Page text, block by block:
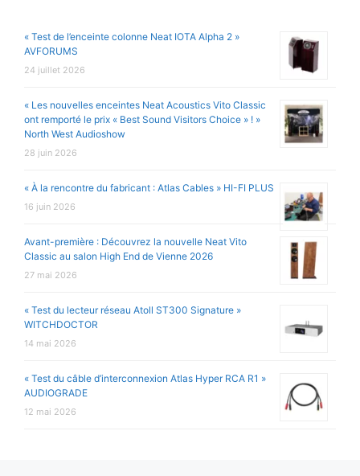
« Test de l’enceinte colonne Neat IOTA Alpha 2 »
AVFORUMS
24 juillet 2026
« Les nouvelles enceintes Neat Acoustics Vito Classic
ont remporté le prix « Best Sound Visitors Choice » ! »
North West Audioshow
28 juin 2026
« À la rencontre du fabricant : Atlas Cables » HI-FI PLUS
16 juin 2026
Avant-première : Découvrez la nouvelle Neat Vito
Classic au salon High End de Vienne 2026
27 mai 2026
« Test du lecteur réseau Atoll ST300 Signature »
WITCHDOCTOR
14 mai 2026
« Test du câble d’interconnexion Atlas Hyper RCA R1 »
AUDIOGRADE
12 mai 2026